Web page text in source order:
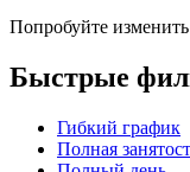
Попробуйте
Быстрые
Гибкий график
Полная